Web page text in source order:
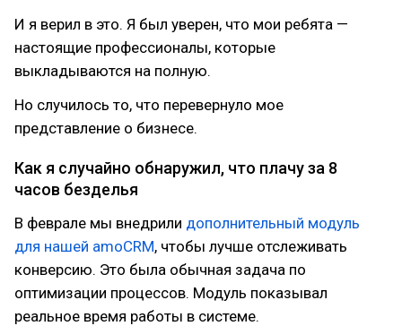
И я верил в это. Я был уверен, что мои ребята —
настоящие профессионалы, которые
выкладываются на полную.
Но случилось то, что перевернуло мое
представление о бизнесе.
Как я случайно обнаружил, что плачу за 8
часов безделья
В феврале мы внедрили дополнительный модуль
для нашей amoCRM, чтобы лучше отслеживать
конверсию. Это была обычная задача по
оптимизации процессов. Модуль показывал
реальное время работы в системе.